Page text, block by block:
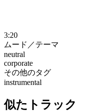
3:20
ムード／テーマ
neutral
corporate
その他のタグ
instrumental
似たトラック